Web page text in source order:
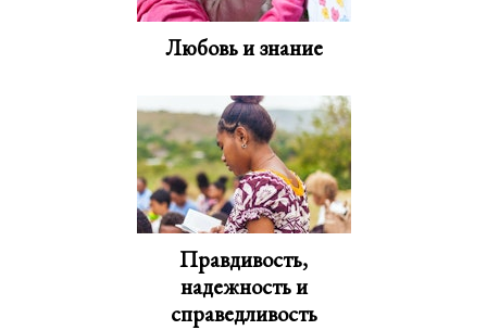
Любовь и знание
Правдивость,
надежность и
справедливость